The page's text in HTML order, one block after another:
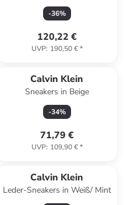
-36%
120,22 €
UVP: 190,50 €*
Calvin Klein
Sneakers in Beige
-34%
71,79 €
UVP: 109,90 €*
Calvin Klein
Leder-Sneakers in Weiß/ Mint